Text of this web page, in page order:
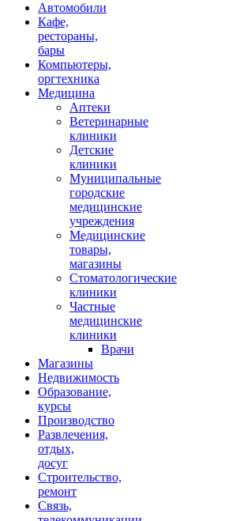
Автомобили
Кафе,
рестораны,
бары
Компьютеры,
оргтехника
Медицина
Аптеки
Ветеринарные
клиники
Детские
клиники
Муниципальные
городские
медицинские
учреждения
Медицинские
товары,
магазины
Стоматологические
клиники
Частные
медицинские
клиники
Врачи
Магазины
Недвижимость
Образование,
курсы
Производство
Развлечения,
отдых,
досуг
Строительство,
ремонт
Связь,